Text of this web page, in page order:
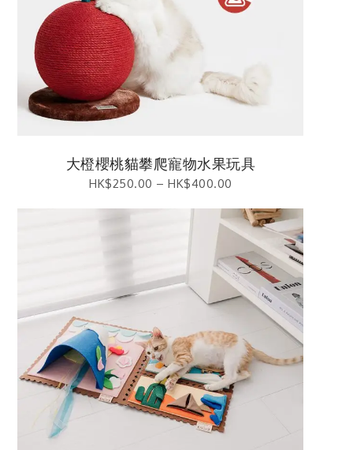
大橙櫻桃貓攀爬寵物水果玩具
HK$250.00 – HK$400.00